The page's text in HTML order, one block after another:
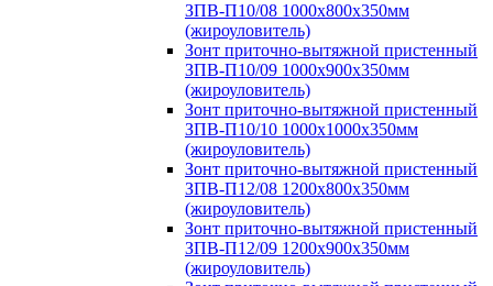
ЗПВ-П10/08 1000х800х350мм
(жироуловитель)
Зонт приточно-вытяжной пристенный
ЗПВ-П10/09 1000х900х350мм
(жироуловитель)
Зонт приточно-вытяжной пристенный
ЗПВ-П10/10 1000х1000х350мм
(жироуловитель)
Зонт приточно-вытяжной пристенный
ЗПВ-П12/08 1200х800х350мм
(жироуловитель)
Зонт приточно-вытяжной пристенный
ЗПВ-П12/09 1200х900х350мм
(жироуловитель)